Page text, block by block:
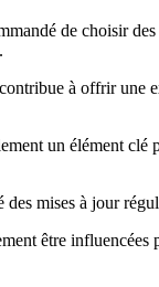
de choisir
à offrir une
un élément
des mises à jour
être